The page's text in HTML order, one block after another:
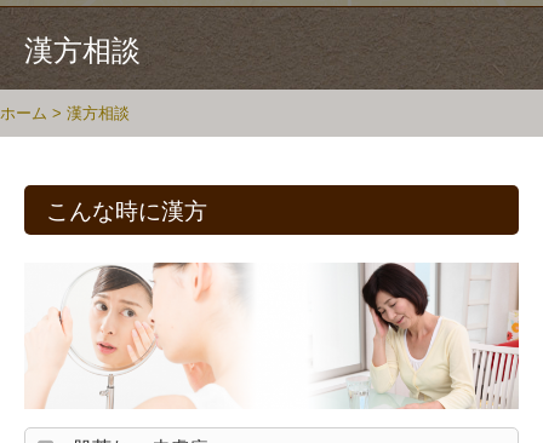
漢方相談
ホーム > 漢方相談
こんな時に漢方